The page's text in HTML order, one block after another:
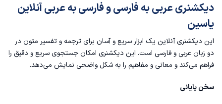
دیکشنری عربی به فارسی و فارسی به عربی آنلاین
یاسین
این دیکشنری آنلاین یک ابزار سریع و آسان برای ترجمه و تفسیر متون در
دو زبان عربی و فارسی است. این دیکشنری امکان جستجوی سریع و دقیق را
فراهم می‌کند و معانی و مفاهیم را به شکل واضحی نمایش می‌دهد.
سخن پایانی